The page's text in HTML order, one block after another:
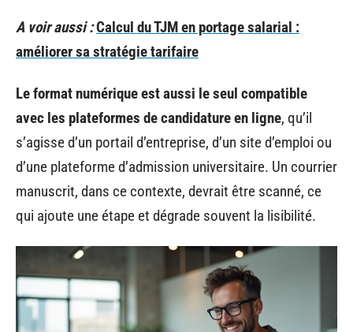
A voir aussi :Calcul du TJM en portage salarial :
améliorer sa stratégie tarifaire
Le format numérique est aussi le seul compatible
avec les plateformes de candidature en ligne, qu’il
s’agisse d’un portail d’entreprise, d’un site d’emploi ou
d’une plateforme d’admission universitaire. Un courrier
manuscrit, dans ce contexte, devrait être scanné, ce
qui ajoute une étape et dégrade souvent la lisibilité.